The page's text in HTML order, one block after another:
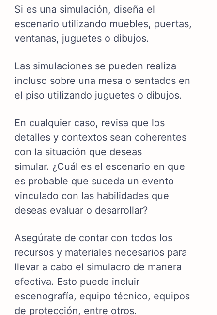
Si es una simulación, diseña el
escenario utilizando muebles, puertas,
ventanas, juguetes o dibujos.
Las simulaciones se pueden realiza
incluso sobre una mesa o sentados en
el piso utilizando juguetes o dibujos.
En cualquier caso, revisa que los
detalles y contextos sean coherentes
con la situación que deseas
simular. ¿Cuál es el escenario en que
es probable que suceda un evento
vinculado con las habilidades que
deseas evaluar o desarrollar?
Asegúrate de contar con todos los
recursos y materiales necesarios para
llevar a cabo el simulacro de manera
efectiva. Esto puede incluir
escenografía, equipo técnico, equipos
de protección, entre otros.